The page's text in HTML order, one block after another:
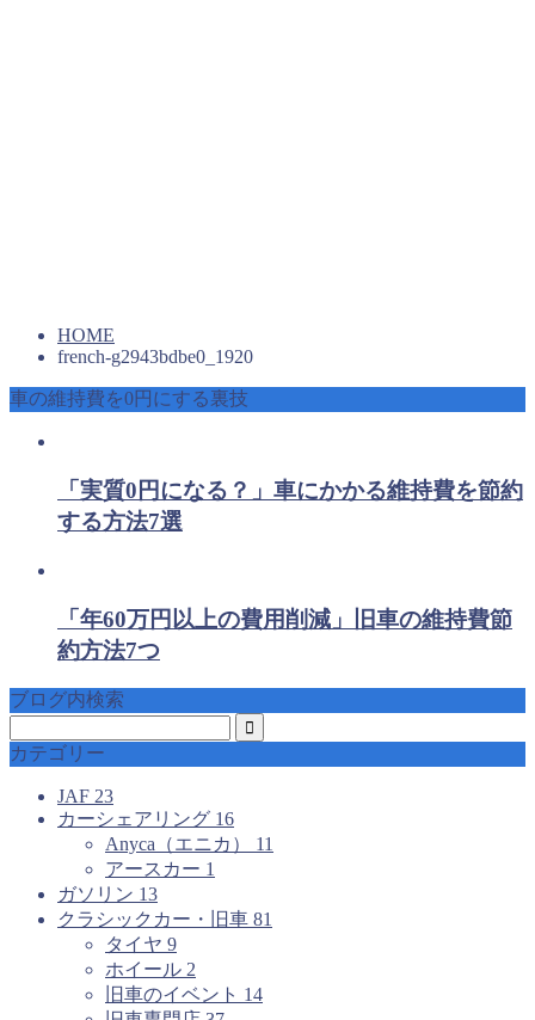
HOME
french-g2943bdbe0_1920
車の維持費を0円にする裏技
「実質0円になる？」車にかかる維持費を節約
する方法7選
「年60万円以上の費用削減」旧車の維持費節
約方法7つ
ブログ内検索
カテゴリー
JAF 23
カーシェアリング 16
Anyca（エニカ） 11
アースカー 1
ガソリン 13
クラシックカー・旧車 81
タイヤ 9
ホイール 2
旧車のイベント 14